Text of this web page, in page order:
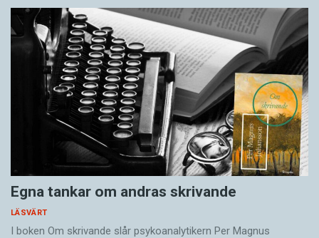
Egna tankar om andras skrivande
LÄSVÄRT
I boken Om skrivande slår psykoanalytikern Per Magnus